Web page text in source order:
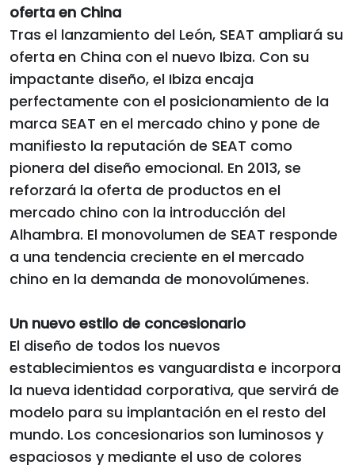
oferta en China
Tras el lanzamiento del León, SEAT ampliará su
oferta en China con el nuevo Ibiza. Con su
impactante diseño, el Ibiza encaja
perfectamente con el posicionamiento de la
marca SEAT en el mercado chino y pone de
manifiesto la reputación de SEAT como
pionera del diseño emocional. En 2013, se
reforzará la oferta de productos en el
mercado chino con la introducción del
Alhambra. El monovolumen de SEAT responde
a una tendencia creciente en el mercado
chino en la demanda de monovolúmenes.
Un nuevo estilo de concesionario
El diseño de todos los nuevos
establecimientos es vanguardista e incorpora
la nueva identidad corporativa, que servirá de
modelo para su implantación en el resto del
mundo. Los concesionarios son luminosos y
espaciosos y mediante el uso de colores